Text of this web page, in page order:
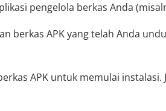
pengelola berkas Anda
berkas APK yang telah Anda
APK untuk memulai